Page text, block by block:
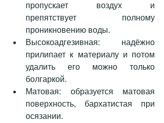
пропускает воздух и
препятствует полному
проникновению воды.
Высокоадгезивная: надёжно
прилипает к материалу и потом
удалить его можно только
болгаркой.
Матовая: образуется матовая
поверхность, бархатистая при
осязании.